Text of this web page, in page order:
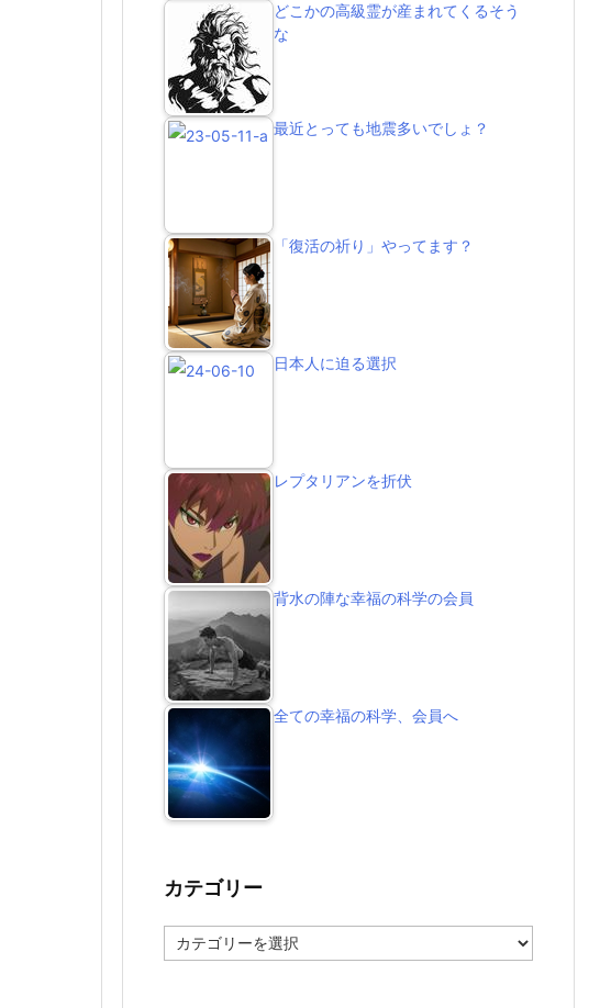
どこかの高級霊が産まれてくるそう
な
最近とっても地震多いでしょ？
「復活の祈り」やってます？
日本人に迫る選択
レプタリアンを折伏
背水の陣な幸福の科学の会員
全ての幸福の科学、会員へ
カテゴリー
テ